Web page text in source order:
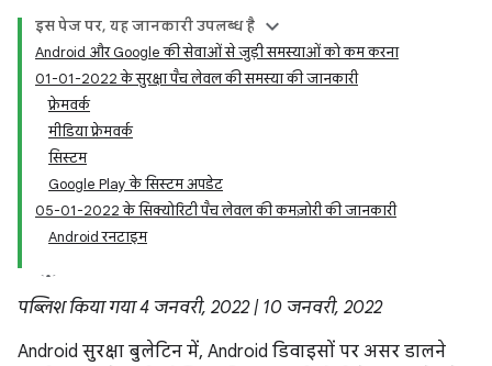
इस पेज पर, यह जानकारी उपलब्ध है
Android और Google की सेवाओं से जुड़ी समस्याओं को कम करना
01-01-2022 के सुरक्षा पैच लेवल की समस्या की जानकारी
फ़्रेमवर्क
मीडिया फ़्रेमवर्क
सिस्टम
Google Play के सिस्टम अपडेट
05-01-2022 के सिक्योरिटी पैच लेवल की कमज़ोरी की जानकारी
Android रनटाइम
पब्लिश किया गया 4 जनवरी, 2022 | 10 जनवरी, 2022
Android सुरक्षा बुलेटिन में, Android डिवाइसों पर असर डालने